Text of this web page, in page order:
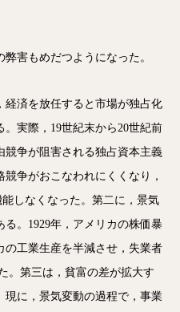
害もめだつようになった。
経済を放任すると市場が独占化
実際，19世紀末から20世紀前
競争が阻害される独占資本主義
争がおこなわれにくくなり，
しなくなった。第二に，景気
。1929年，アメリカの株価暴
の工業生産を半減させ，失業者
。第三は，貧富の差が拡大す
現に，景気変動の過程で，事業